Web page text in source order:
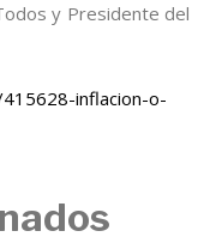
y Presidente del
inflacion-o-